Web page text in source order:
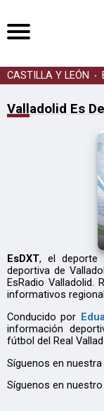
CASTILLA Y LEÓN
Valladolid Es
EsDXT, el deporte
deportiva de
EsRadio
informativos
Conducido por
información
fútbol del Real
Síguenos en
Síguenos en